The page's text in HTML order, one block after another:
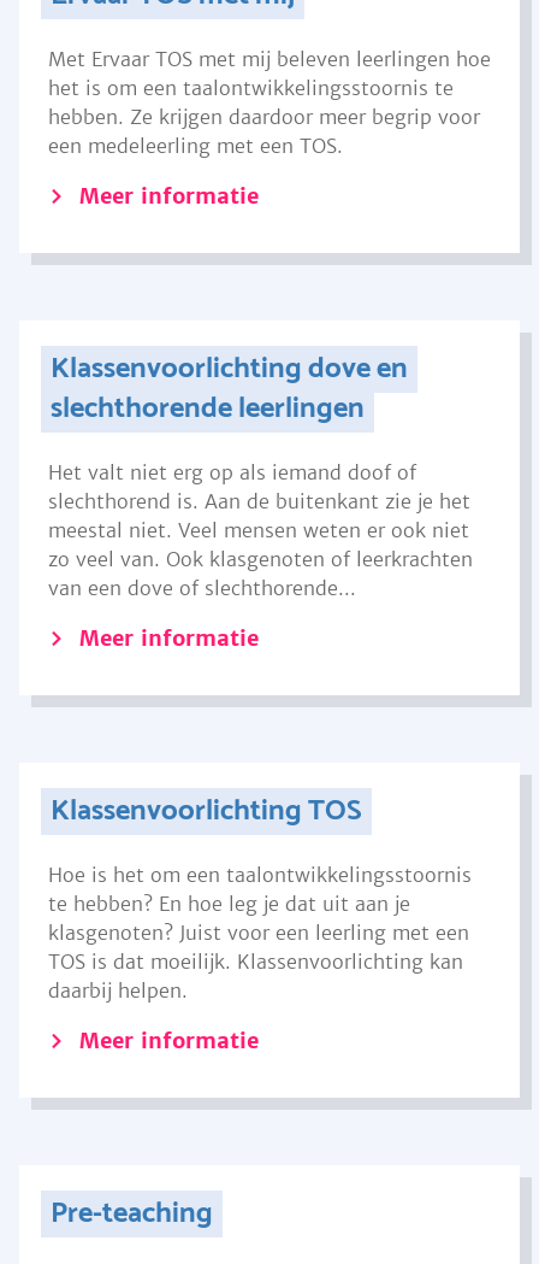
Met Ervaar TOS met mij beleven leerlingen hoe
het is om een taalontwikkelingsstoornis te
hebben. Ze krijgen daardoor meer begrip voor
een medeleerling met een TOS.
Meer informatie
Klassenvoorlichting dove en
slechthorende leerlingen
Het valt niet erg op als iemand doof of
slechthorend is. Aan de buitenkant zie je het
meestal niet. Veel mensen weten er ook niet
zo veel van. Ook klasgenoten of leerkrachten
van een dove of slechthorende...
Meer informatie
Klassenvoorlichting TOS
Hoe is het om een taalontwikkelingsstoornis
te hebben? En hoe leg je dat uit aan je
klasgenoten? Juist voor een leerling met een
TOS is dat moeilijk. Klassenvoorlichting kan
daarbij helpen.
Meer informatie
Pre-teaching